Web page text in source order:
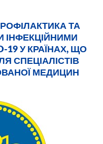
ТА
ІНФЕКЦІЙНИМИ
19 У КРАЇНАХ, ЩО
СПЕЦІАЛІСТІВ
МЕДИЦИН